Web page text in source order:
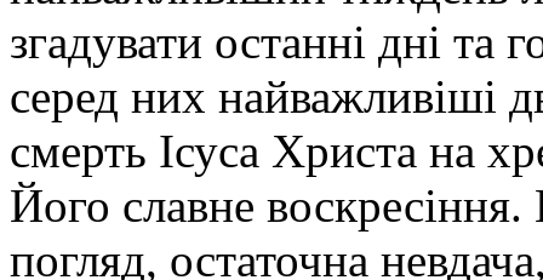
згадувати останні дні та
серед них найважливіші
смерть Ісуса Христа на
Його славне
погляд, остаточна